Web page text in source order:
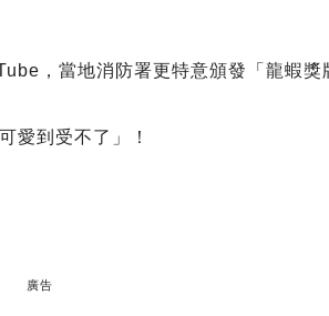
，當地消防署更特意頒發「龍蝦獎
愛到受不了」！
廣告